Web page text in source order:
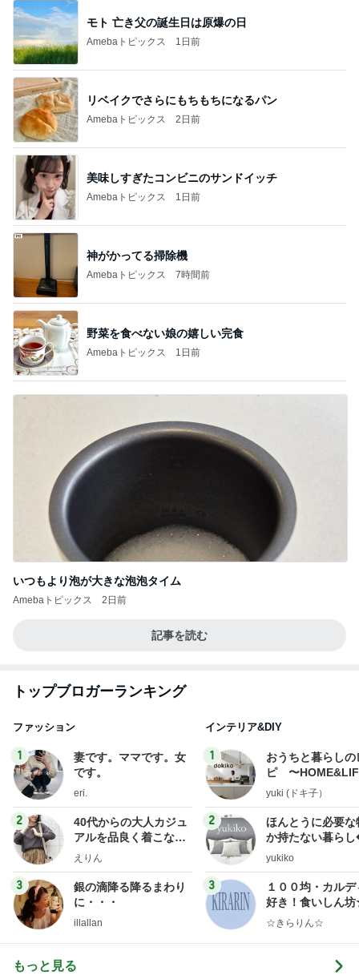
モト 亡き父の誕生日は原爆の日
Amebaトピックス 1日前
リベイクでさらにもちもちになるパン
Amebaトピックス 2日前
美味しすぎたコンビニのサンドイッチ
Amebaトピックス 1日前
神がかってる掃除機
Amebaトピックス 7時間前
野菜を食べない娘の嬉しい完食
Amebaトピックス 1日前
いつもより泡が大きな泡泡タイム
Amebaトピックス 2日前
記事を読む
トップブロガーランキング
ファッション
1
妻です。ママです。女
です。
eri.
2
40代からの大人カジュ
アルを品良く着こなす
ファッションブログ
えりん
3
銀の滴降る降るまわり
に・・・
illallan
インテリア&DIY
1
おうちと暮らしの
ピ 〜
yuki (ドキ子）
2
ほんとうに必要な
か持たない暮ら
ep Life Simple◆
yukiko
3
１００均・カルデ
好き！食いしん
らりん☆のブログ
☆きらりん☆
もっと見る